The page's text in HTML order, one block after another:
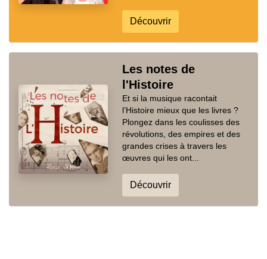
Découvrir
Les notes de
l'Histoire
Et si la musique racontait
l’Histoire mieux que les livres ?
Plongez dans les coulisses des
révolutions, des empires et des
grandes crises à travers les
œuvres qui les ont...
Découvrir